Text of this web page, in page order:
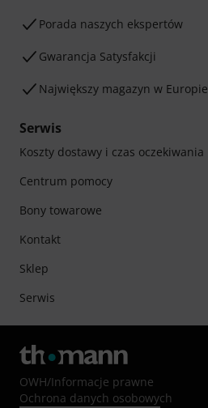
Porada naszych ekspertów
Gwarancja Satysfakcji
Największy magazyn w Europie
Serwis
Koszty dostawy i czas oczekiwania
Centrum pomocy
Bony towarowe
Kontakt
Sklep
Serwis
OWH/Informacje prawne
Ochrona danych osobowych